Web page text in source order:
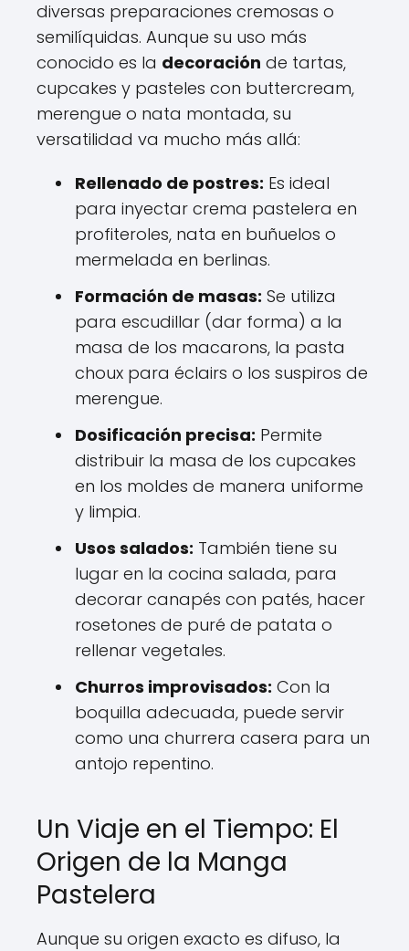
diversas preparaciones cremosas o
semilíquidas. Aunque su uso más
conocido es la decoración de tartas,
cupcakes y pasteles con buttercream,
merengue o nata montada, su
versatilidad va mucho más allá:
Rellenado de postres: Es ideal
para inyectar crema pastelera en
profiteroles, nata en buñuelos o
mermelada en berlinas.
Formación de masas: Se utiliza
para escudillar (dar forma) a la
masa de los macarons, la pasta
choux para éclairs o los suspiros de
merengue.
Dosificación precisa: Permite
distribuir la masa de los cupcakes
en los moldes de manera uniforme
y limpia.
Usos salados: También tiene su
lugar en la cocina salada, para
decorar canapés con patés, hacer
rosetones de puré de patata o
rellenar vegetales.
Churros improvisados: Con la
boquilla adecuada, puede servir
como una churrera casera para un
antojo repentino.
Un Viaje en el Tiempo: El
Origen de la Manga
Pastelera
Aunque su origen exacto es difuso, la